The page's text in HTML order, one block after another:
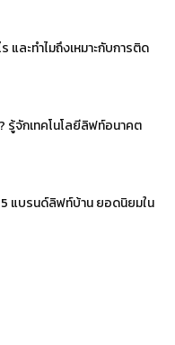
ละทำไมถึงเหมาะกับการติด
รู้จักเทคโนโลยีลิฟท์อนาคต
แบรนด์ลิฟท์บ้าน ยอดนิยมใน